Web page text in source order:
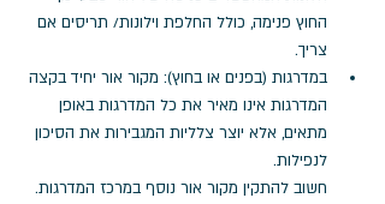
החוץ פנימה, כולל החלפת וילונות/ תריסים אם
צריך.
במדרגות (בפנים או בחוץ): מקור אור יחיד בקצה
המדרגות אינו מאיר את כל המדרגות באופן
מתאים, אלא יוצר צלליות המגבירות את הסיכון
לנפילות.
חשוב להתקין מקור אור נוסף במרכז המדרגות.